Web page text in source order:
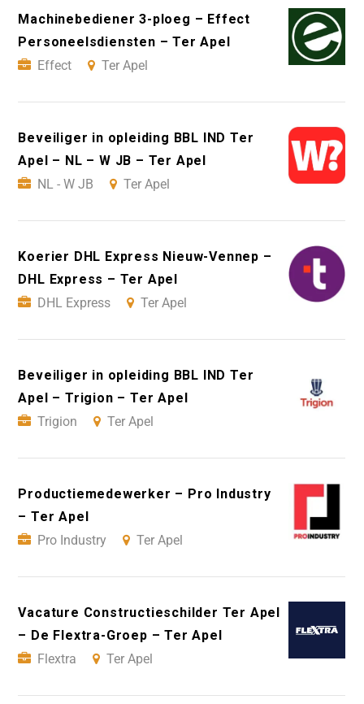
Machinebediener 3-ploeg – Effect
Personeelsdiensten – Ter Apel
Effect
Ter Apel
Beveiliger in opleiding BBL IND Ter
Apel – NL – W JB – Ter Apel
NL - W JB
Ter Apel
Koerier DHL Express Nieuw-Vennep –
DHL Express – Ter Apel
DHL Express
Ter Apel
Beveiliger in opleiding BBL IND Ter
Apel – Trigion – Ter Apel
Trigion
Ter Apel
Productiemedewerker – Pro Industry
– Ter Apel
Pro Industry
Ter Apel
Vacature Constructieschilder Ter Apel
– De Flextra-Groep – Ter Apel
Flextra
Ter Apel